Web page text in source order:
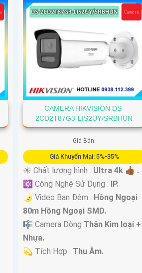
CAMERA HIKVISION DS-
2CD2T87G3-LIS2UY/SRBHUN
Giá Bán:
Giá Khuyến Mại: 5%-35%
☀️ Chất lượng hình : Ultra 4k 👍🏾 .
⚛️ Công Nghệ Sử Dụng : IP.
🌛 Video Ban Đêm : Hồng Ngoại
80m Hồng Ngoại SMD.
🎼️ Camera Dòng Thân Kim loại +
Nhựa.
️💫 Tích Hợp : Thu Âm.